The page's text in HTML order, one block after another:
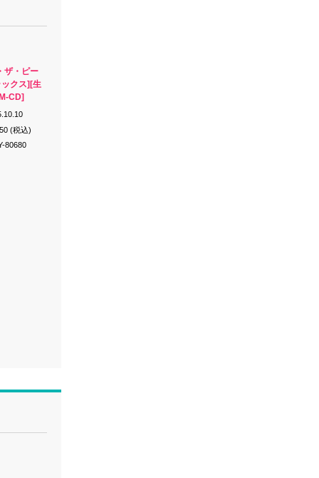
ザ・ピー
クス][生
CD]
(税込)
80680